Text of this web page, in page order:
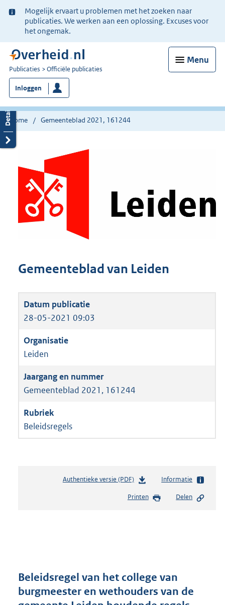
Ter
informatie:
Mogelijk ervaart u problemen met het zoeken naar
publicaties. We werken aan een oplossing. Excuses voor
het ongemak.
Menu
U
bent
nu
hier:
Publicaties Officiële publicaties
Inloggen
Home Gemeenteblad 2021, 161244
Gemeenteblad van Leiden
28-05-2021 09:03
Leiden
Gemeenteblad 2021, 161244
Beleidsregels
Authentieke versie (PDF)b
s
r
o
Informatie
Printen Delen
Beleidsregel van het college van
burgmeester en wethouders van de